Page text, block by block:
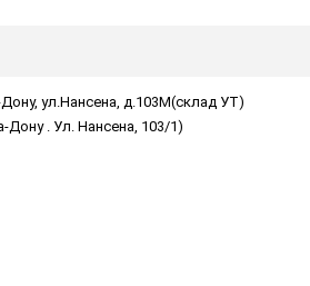
ул.Нансена, д.103М(склад УТ)
Дону . Ул. Нансена, 103/1)